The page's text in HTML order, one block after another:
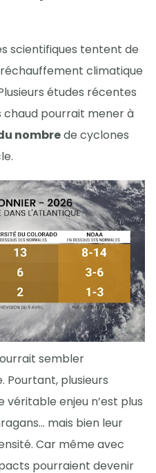
scientifiques tentent de
climatique
études récentes
chaud pourrait mener à
nombrede cyclones
sembler
Pourtant, plusieurs
enjeu n’est plus
mais bien leur
Car même avec
pourraient devenir